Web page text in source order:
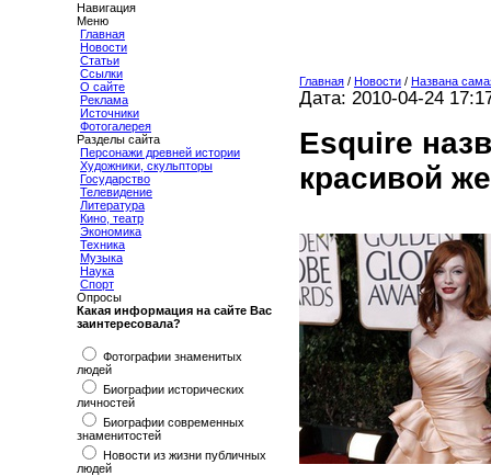
Навигация
Меню
Главная
Новости
Статьи
Ссылки
О сайте
Реклама
Источники
Фотогалерея
Разделы сайта
Персонажи древней истории
Художники, скульпторы
Государство
Телевидение
Литература
Кино, театр
Экономика
Техника
Музыка
Наука
Спорт
Опросы
Какая информация на сайте Вас
заинтересовала?
Фотографии знаменитых
людей
Биографии исторических
личностей
Биографии современных
знаменитостей
Новости из жизни публичных
людей
Главная / Новости / Названа
Дата: 2010-04-24
Esquire
красивой